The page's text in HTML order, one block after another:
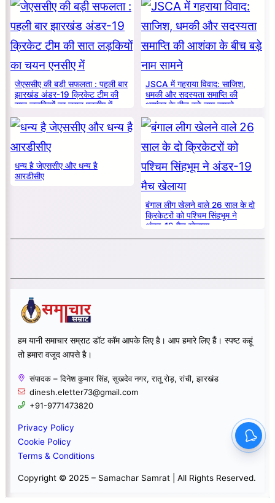
जेएससीए की बड़ी सफलता : पहली बार
झारखंड अंडर-19 क्रिकेट टीम की
सात लड़कियों का चयन एनसीए में
JSCA में गहराया विवाद: साजिश,
धमकी और सदस्यता समाप्ति की
आशंका के बीच बड़े नाम सामने
धन्य है जेएससीए और धन्य है
आरडीसीए
बंगाल लीग खेलने वाले 26 साल के दो
क्रिकेटरों को पश्चिम सिंहभूम ने
अंडर-19 मैच खेलाया
हम यानी समाचार सम्राट डॉट कॉम आपके लिए है। आप हमारे लिए हैं। स्पष्ट कहूं
तो हमारा वजूद आपसे है।
संपादक – दिनेश कुमार सिंह, सुखदेव नगर, रातू रोड़, रांची, झारखंड
dinesh.eletter73@gmail.com
+91-9771473820
Privacy Policy
Cookie Policy
Terms & Conditions
Copyright © 2025 – Samachar Samrat | All Rights Reserved.